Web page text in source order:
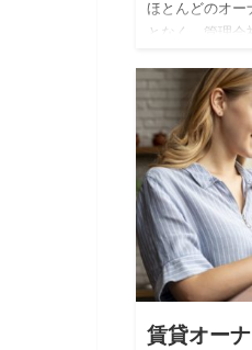
ほとんどのオー
となく、管理会
とで専門家に任
かる勉強や労
賃貸オー